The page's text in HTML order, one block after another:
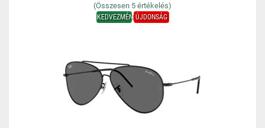
(Összesen 5 értékelés)
KEDVEZMÉNYÚJDONSÁG